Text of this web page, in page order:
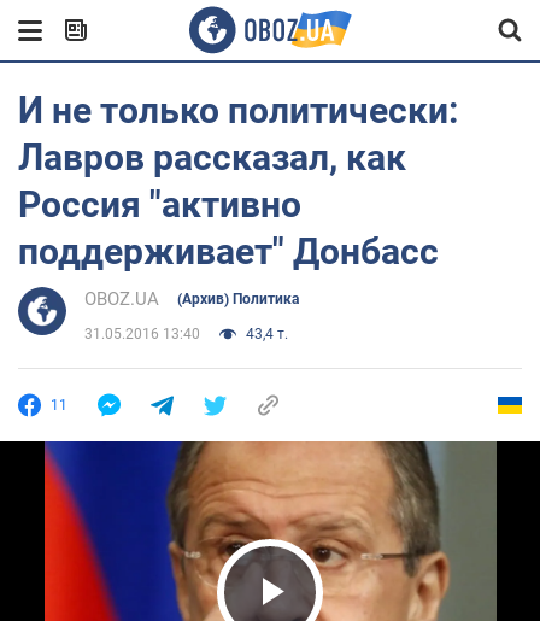
И не только политически:
Лавров рассказал, как
Россия "активно
поддерживает" Донбасс
OBOZ.UA (Архив) Политика
31.05.2016 13:40 43,4 т.
11